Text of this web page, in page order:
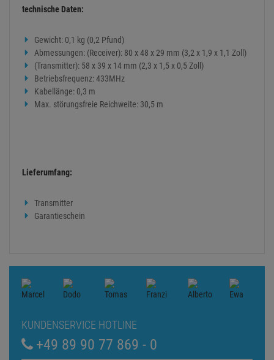
technische Daten:
Gewicht: 0,1 kg (0,2 Pfund)
Abmessungen: (Receiver): 80 x 48 x 29 mm (3,2 x 1,9 x 1,1 Zoll)
(Transmitter): 58 x 39 x 14 mm (2,3 x 1,5 x 0,5 Zoll)
Betriebsfrequenz: 433MHz
Kabellänge: 0,3 m
Max. störungsfreie Reichweite: 30,5 m
Lieferumfang:
Transmitter
Garantieschein
KUNDENSERVICE HOTLINE
+49 89 90 77 869 - 0